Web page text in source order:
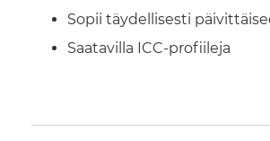
Sopii täydellisesti
Saatavilla ICC-profiileja